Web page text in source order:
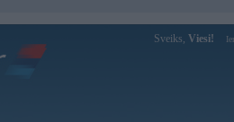
Sveiks, Viesi!